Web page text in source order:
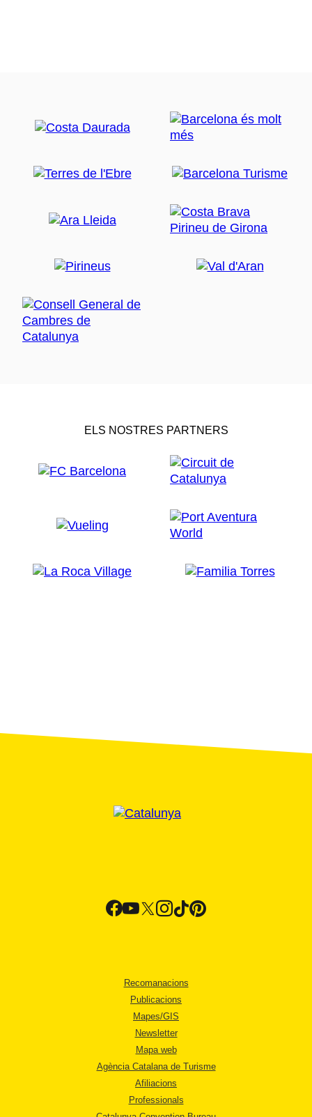
ELS NOSTRES PARTNERS
Recomanacions
Publicacions
Mapes/GIS
Newsletter
Mapa web
Agència Catalana de Turisme
Afiliacions
Professionals